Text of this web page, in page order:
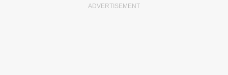
ADVERTISEMENT